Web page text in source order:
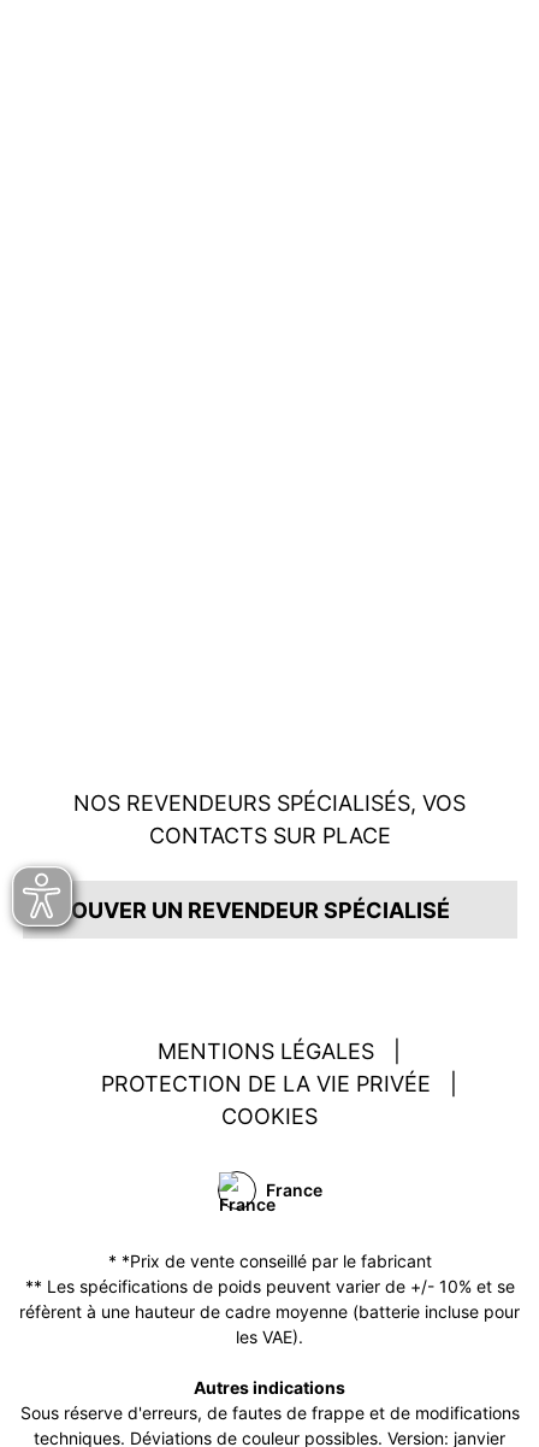
NOS REVENDEURS SPÉCIALISÉS, VOS
CONTACTS SUR PLACE
TROUVER UN REVENDEUR SPÉCIALISÉ
MENTIONS LÉGALES
PROTECTION DE LA VIE PRIVÉE
COOKIES
France
* *Prix de vente conseillé par le fabricant
** Les spécifications de poids peuvent varier de +/- 10% et se
réfèrent à une hauteur de cadre moyenne (batterie incluse pour
les VAE).
Autres indications
Sous réserve d'erreurs, de fautes de frappe et de modifications
techniques. Déviations de couleur possibles. Version: janvier